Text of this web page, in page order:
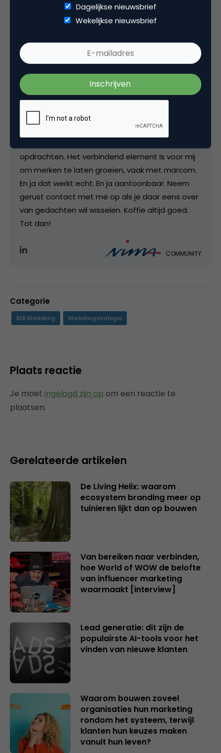
Ed Borsboom
Business Lead Branding bij
Merken, data en campagnes.. voor alles wat in
die driehoek valt, kun je me 's nachts wakker
maken. Ik heb director-rollen vervuld in data,
media, brand en marketing. Daarnaast heb ik
opdrachten. Het verbindend element is voor mij
om merken te laten groeien, vaak met marcom.
En ja dat werkt echt. En ja aantoonbaar. Neem
gerust contact met me op als je daar eens over
van gedachten wil wisselen. Koffie altijd goed.
Tot dan!
COMMUNITY
Categorie
B2B Marketing Marketingstrategie
Plaats reactie
Je moet ingelogd zijn op om een reactie te
plaatsen.
Gerelateerde artikelen
De Living Helix: waarom
ecosystem branding meer op
tuinieren lijkt dan op bouwen
Van bereiken naar verbinden,
hoe World of WOW de belofte
van influencer marketing
waarmaakt [interview]
Lead generatie: dit zijn de
populairste AI-tools voor het
vinden van nieuwe klanten
Waarom bouwen zoveel
organisaties hun marketing
rondom het systeem, terwijl
klanten hun keuzes maken
vanuit hun leven?
Dagelijkse nieuwsbrief
Wekelijkse nieuwsbrief